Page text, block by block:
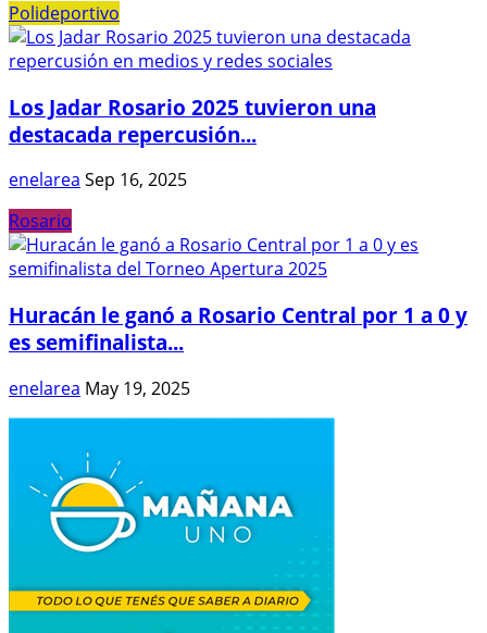
Polideportivo
Los Jadar Rosario 2025 tuvieron una
destacada repercusión...
enelarea Sep 16, 2025
Rosario
Huracán le ganó a Rosario Central por 1 a 0 y
es semifinalista...
enelarea May 19, 2025